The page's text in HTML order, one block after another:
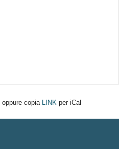
oppure copia LINK per iCal